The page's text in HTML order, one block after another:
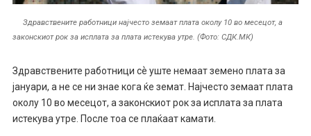
Здравствените работници најчесто земаат плата околу 10 во месецот, а
законскиот рок за исплата за плата истекува утре. (Фото: СДК.МК)
Здравствените работници сѐ уште немаат земено плата за
јануари, а не се ни знае кога ќе земат. Најчесто земаат плата
околу 10 во месецот, а законскиот рок за исплата за плата
истекува утре. После тоа се плаќаат камати.